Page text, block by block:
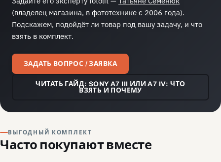
(владелец магазина, в фототехнике с 2006 года).
Подскажем, подойдёт ли товар под вашу задачу, и что
взять в комплект.
ЗАДАТЬ ВОПРОС / ЗАЯВКА
ЧИТАТЬ ГАЙД: SONY A7 III ИЛИ A7 IV: ЧТО
ВЗЯТЬ И ПОЧЕМУ
ВЫГОДНЫЙ КОМПЛЕКТ
Часто покупают вместе